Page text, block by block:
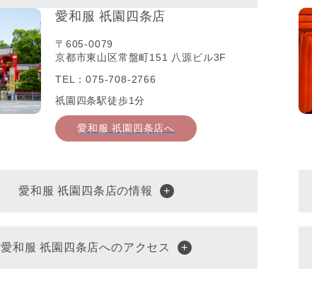
愛和服 祇園四条店
〒605-0079
京都市東山区常盤町151 八源ビル3F
TEL：075-708-2766
祇園四条駅徒歩1分
愛和服 祇園四条店へ
愛和服 祇園四条店の情報
愛和服 祇園四条店へのアクセス